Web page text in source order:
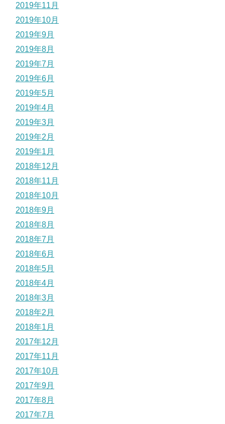
2019年11月
2019年10月
2019年9月
2019年8月
2019年7月
2019年6月
2019年5月
2019年4月
2019年3月
2019年2月
2019年1月
2018年12月
2018年11月
2018年10月
2018年9月
2018年8月
2018年7月
2018年6月
2018年5月
2018年4月
2018年3月
2018年2月
2018年1月
2017年12月
2017年11月
2017年10月
2017年9月
2017年8月
2017年7月